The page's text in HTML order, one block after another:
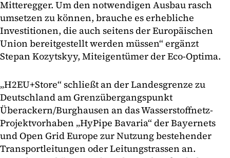
Mitteregger. Um den notwendigen Ausbau rasch
umsetzen zu können, brauche es erhebliche
Investitionen, die auch seitens der Europäischen
Union bereitgestellt werden müssen“ ergänzt
Stepan Kozytskyy, Miteigentümer der Eco-Optima.
„H2EU+Store“ schließt an der Landesgrenze zu
Deutschland am Grenzübergangspunkt
Überackern/Burghausen an das Wasserstoffnetz-
Projektvorhaben „HyPipe Bavaria“ der Bayernets
und Open Grid Europe zur Nutzung bestehender
Transportleitungen oder Leitungstrassen an.